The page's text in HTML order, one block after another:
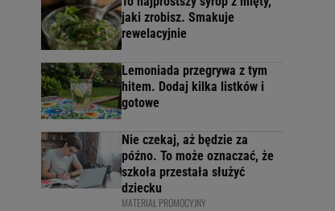
jaki zrobisz. Smakuje
rewelacyjnie
Lemoniada przegrywa z tym
hitem. Dodaj kilka listków i
gotowe
Nie czekaj, aż będzie za
późno. To może oznaczać, że
szkoła przestała służyć
dziecku
MATERIAŁ PROMOCYJNY